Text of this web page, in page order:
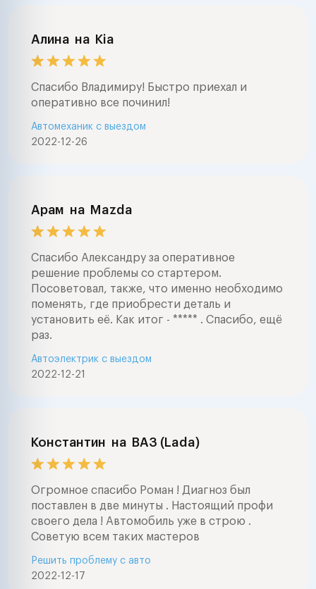
Алина на Kia
Спасибо Владимиру! Быстро приехал и
оперативно все починил!
2022-12-26
Автомеханик с выездом
Арам на Mazda
Спасибо Александру за оперативное
решение проблемы со стартером.
Посоветовал, также, что именно необходимо
поменять, где приобрести деталь и
установить её. Как итог - ***** . Спасибо, ещё
раз.
2022-12-21
Автоэлектрик с выездом
Константин на ВАЗ (Lada)
Огромное спасибо Роман ! Диагноз был
поставлен в две минуты . Настоящий профи
своего дела ! Автомобиль уже в строю .
Советую всем таких мастеров
2022-12-17
Решить проблему с авто